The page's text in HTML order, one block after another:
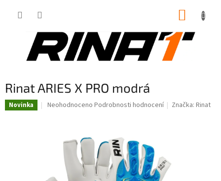
Rinat ARIES X PRO modrá
Novinka
Průměrné
hvězdiček.
Neohodnoceno Podrobnosti hodnocení Značka:Rinat